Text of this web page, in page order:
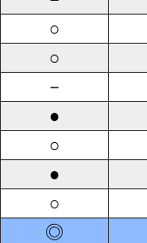
○
○
－
●
○
●
○
◎